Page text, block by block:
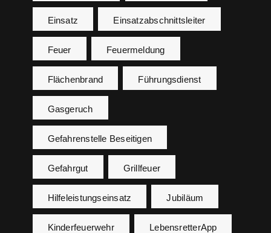
Einsatz Einsatzabschnittsleiter
Feuer Feuermeldung
Flächenbrand Führungsdienst
Gasgeruch
Gefahrenstelle Beseitigen
Gefahrgut Grillfeuer
Hilfeleistungseinsatz Jubiläum
Kinderfeuerwehr LebensretterApp